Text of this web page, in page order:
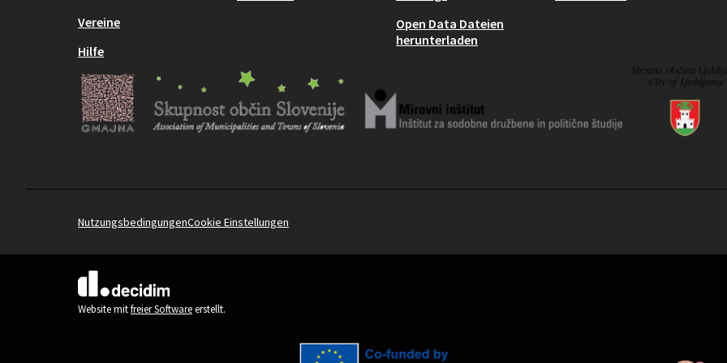
Vereine
Hilfe
Open Data Dateien
herunterladen
NutzungsbedingungenCookie Einstellungen
(Externer Link)
Website mitfreier Softwareerstellt.